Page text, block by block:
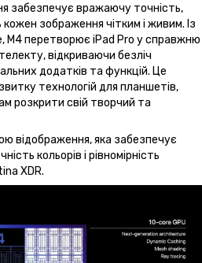
забезпечує вражаючу точність,
кожен зображення чітким і живим. Із
M4 перетворює iPad Pro у справжню
відкриваючи безліч
додатків та функцій. Це
технологій для планшетів,
розкрити свій творчий та
відображення, яка забезпечує
кольорів і рівномірність
XDR.